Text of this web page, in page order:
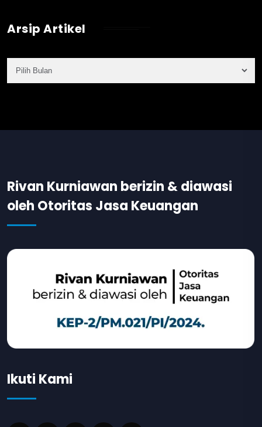
Arsip Artikel
Rivan Kurniawan berizin & diawasi
oleh Otoritas Jasa Keuangan
Ikuti Kami